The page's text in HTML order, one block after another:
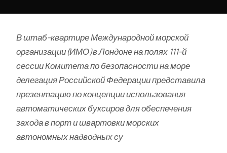
В штаб-квартире Международной морской
организации (ИМО) в Лондоне на полях 111-й
сессии Комитета по безопасности на море
делегация Российской Федерации представила
презентацию по концепции использования
автоматических буксиров для обеспечения
захода в порт и швартовки морских
автономных надводных су